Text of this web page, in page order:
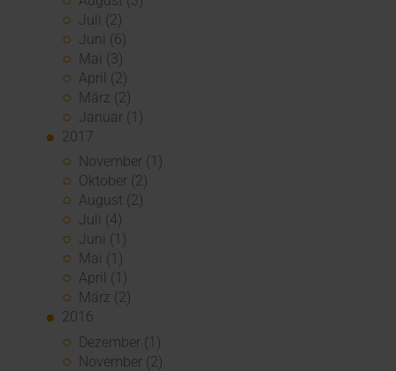
Juli (2)
Juni (6)
Mai (3)
April (2)
März (2)
Januar (1)
2017
November (1)
Oktober (2)
August (2)
Juli (4)
Juni (1)
Mai (1)
April (1)
März (2)
2016
Dezember (1)
November (2)